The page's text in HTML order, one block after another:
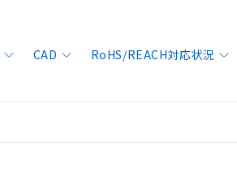
CAD RoHS/REACH対応状況